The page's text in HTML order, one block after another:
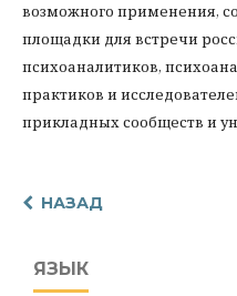
возможного применения,
площадки для встречи
психоаналитиков,
практиков и
прикладных сообществ и
НАЗАД
ЯЗЫК